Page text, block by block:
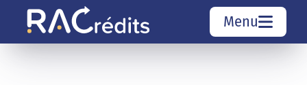
Menu